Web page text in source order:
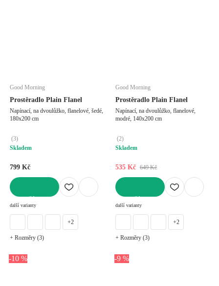
Good Morning
Prostěradlo Plain Flanel
Napínací, na dvoulůžko, flanelové, šedé,
180x200 cm
(3)
Skladem
799 Kč
další varianty
+2
+ Rozměry (3)
Good Morning
Prostěradlo Plain Flanel
Napínací, na dvoulůžko, flanelové,
modré, 140x200 cm
(2)
Skladem
535 Kč 649 Kč
další varianty
+2
+ Rozměry (3)
-10 % -9 %